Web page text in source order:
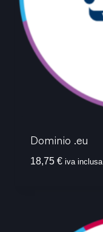
Dominio .eu
18,75 € iva inclusa